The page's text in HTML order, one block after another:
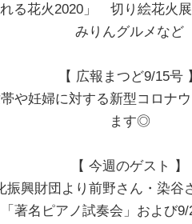
る花火2020」 切り絵花火
みりんグルメなど
【 広報まつど9/15号
や妊婦に対する新型コロナ
ます◎
【 今週のゲスト 】
振興財団より前野さん・染谷
著名ピアノ試奏会」および